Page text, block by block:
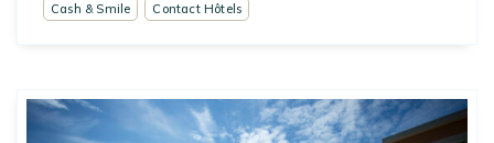
Cash & Smile Contact Hôtels